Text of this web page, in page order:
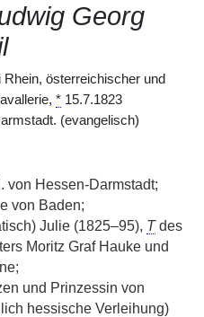
Georg
österreichischer und
* 15.7.1823
(evangelisch)
Hessen-Darmstadt;
von Baden;
Julie (1825–95), Tdes
Moritz Graf Hauke und
und Prinzessin von
hessische Verleihung)